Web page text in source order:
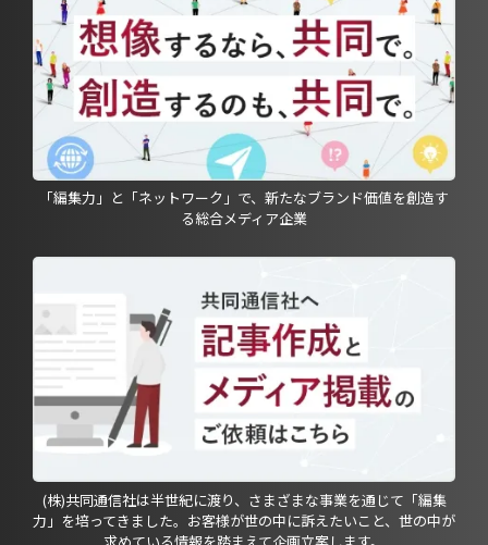
「編集力」と「ネットワーク」で、新たなブランド価値を創造す
る総合メディア企業
(株)共同通信社は半世紀に渡り、さまざまな事業を通じて「編集
力」を培ってきました。お客様が世の中に訴えたいこと、世の中が